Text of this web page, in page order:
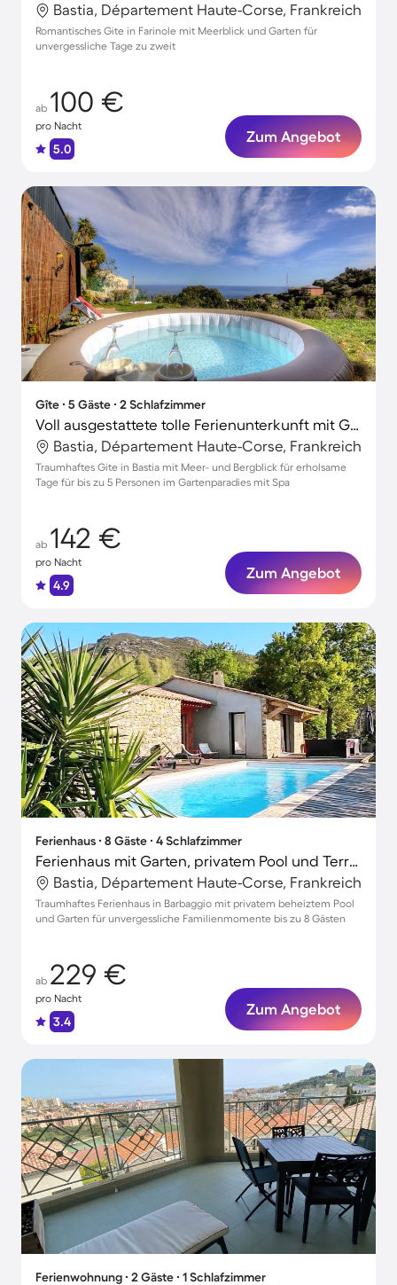
Bastia, Département Haute-Corse, Frankreich
Romantisches Gite in Farinole mit Meerblick und Garten für
unvergessliche Tage zu zweit
ab 100 €
pro Nacht
5.0
Zum Angebot
Gîte ∙ 5 Gäste ∙ 2 Schlafzimmer
Voll ausgestattete tolle Ferienunterkunft mit Garten, Grill und Whirlpool | Bergblick
Bastia, Département Haute-Corse, Frankreich
Traumhaftes Gite in Bastia mit Meer- und Bergblick für erholsame
Tage für bis zu 5 Personen im Gartenparadies mit Spa
ab 142 €
pro Nacht
4.9
Zum Angebot
Ferienhaus ∙ 8 Gäste ∙ 4 Schlafzimmer
Ferienhaus mit Garten, privatem Pool und Terrasse
Bastia, Département Haute-Corse, Frankreich
Traumhaftes Ferienhaus in Barbaggio mit privatem beheiztem Pool
und Garten für unvergessliche Familienmomente bis zu 8 Gästen
ab 229 €
pro Nacht
3.4
Zum Angebot
Ferienwohnung ∙ 2 Gäste ∙ 1 Schlafzimmer